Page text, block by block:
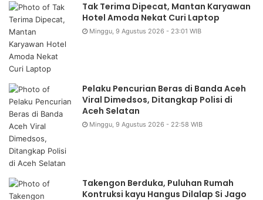
Tak Terima Dipecat, Mantan Karyawan
Hotel Amoda Nekat Curi Laptop
Minggu, 9 Agustus 2026 - 23:01 WIB
Pelaku Pencurian Beras di Banda Aceh
Viral Dimedsos, Ditangkap Polisi di
Aceh Selatan
Minggu, 9 Agustus 2026 - 22:58 WIB
Takengon Berduka, Puluhan Rumah
Kontruksi kayu Hangus Dilalap Si Jago